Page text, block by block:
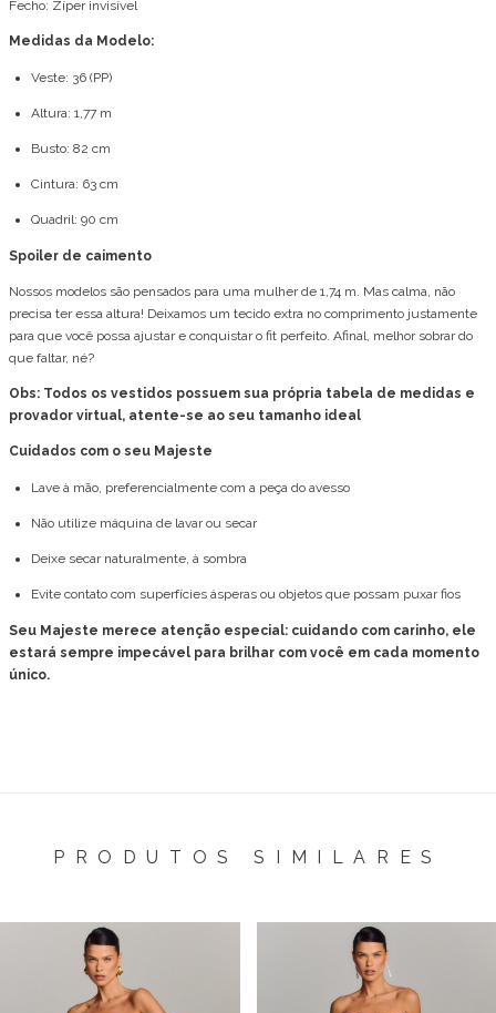
Fecho: Zíper invisível
Medidas da Modelo:
Veste: 36 (PP)
Altura: 1,77 m
Busto: 82 cm
Cintura: 63 cm
Quadril: 90 cm
Spoiler de caimento
Nossos modelos são pensados para uma mulher de 1,74 m. Mas calma, não
precisa ter essa altura! Deixamos um tecido extra no comprimento justamente
para que você possa ajustar e conquistar o fit perfeito. Afinal, melhor sobrar do
que faltar, né?
Obs: Todos os vestidos possuem sua própria tabela de medidas e
provador virtual, atente-se ao seu tamanho ideal
Cuidados com o seu Majeste
Lave à mão, preferencialmente com a peça do avesso
Não utilize máquina de lavar ou secar
Deixe secar naturalmente, à sombra
Evite contato com superfícies ásperas ou objetos que possam puxar fios
Seu Majeste merece atenção especial: cuidando com carinho, ele
estará sempre impecável para brilhar com você em cada momento
único.
PRODUTOS SIMILARES